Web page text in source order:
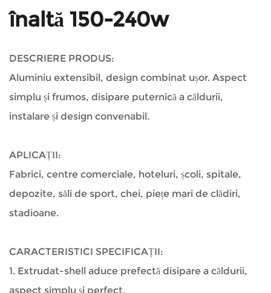
înaltă 150-240w
DESCRIERE PRODUS:
Aluminiu extensibil, design combinat ușor. Aspect
simplu și frumos, disipare puternică a căldurii,
instalare și design convenabil.
APLICAȚII:
Fabrici, centre comerciale, hoteluri, școli, spitale,
depozite, săli de sport, chei, piețe mari de clădiri,
stadioane.
CARACTERISTICI SPECIFICAȚII:
1. Extrudat-shell aduce prefectă disipare a căldurii,
aspect simplu și perfect.